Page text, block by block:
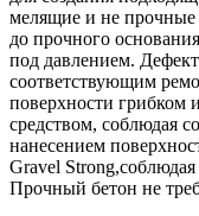
мелящие и не
до прочного
под давлением.
соответствующим
поверхности грибком
средством, соблюдая
нанесением
Gravel
Прочный бетон не